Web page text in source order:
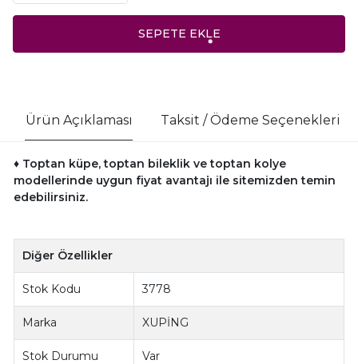
SEPETE EKLE
Ürün Açıklaması Taksit / Ödeme Seçenekleri
♦ Toptan küpe, toptan bileklik ve toptan kolye
modellerinde uygun fiyat avantajı ile sitemizden temin
edebilirsiniz.
Diğer Özellikler
Stok Kodu 3778
Marka XUPİNG
Stok Durumu Var